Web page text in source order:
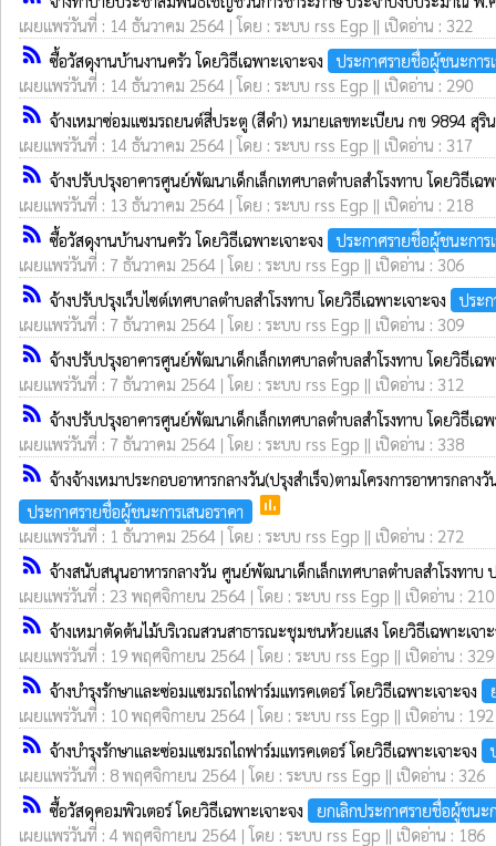
เผยแพร่วันที่ : 14 ธันวาคม 2564 | โดย : ระบบ rss Egp || เปิดอ่าน : 322
rss_feed ซื้อวัสดุงานบ้านงานครัว โดยวิธีเฉพาะเจาะจง
ประกาศรายชื่อผู้ชนะการ
เผยแพร่วันที่ : 14 ธันวาคม 2564 | โดย : ระบบ rss Egp || เปิดอ่าน : 290
rss_feed จ้างเหมาซ่อมแซมรถยนต์สี่ประตู (สีดำ) หมายเลขทะเบียน กข 9894 สุริ
เผยแพร่วันที่ : 14 ธันวาคม 2564 | โดย : ระบบ rss Egp || เปิดอ่าน : 317
rss_feed จ้างปรับปรุงอาคารศูนย์พัฒนาเด็กเล็กเทศบาลตำบลสำโรงทาบ โดยวิธีเฉ
เผยแพร่วันที่ : 13 ธันวาคม 2564 | โดย : ระบบ rss Egp || เปิดอ่าน : 218
rss_feed ซื้อวัสดุงานบ้านงานครัว โดยวิธีเฉพาะเจาะจง
ประกาศรายชื่อผู้ชนะการ
เผยแพร่วันที่ : 7 ธันวาคม 2564 | โดย : ระบบ rss Egp || เปิดอ่าน : 306
rss_feed จ้างปรับปรุงเว็บไซต์เทศบาลตำบลสำโรงทาบ โดยวิธีเฉพาะเจาะจง
ประ
เผยแพร่วันที่ : 7 ธันวาคม 2564 | โดย : ระบบ rss Egp || เปิดอ่าน : 309
rss_feed จ้างปรับปรุงอาคารศูนย์พัฒนาเด็กเล็กเทศบาลตำบลสำโรงทาบ โดยวิธีเฉ
เผยแพร่วันที่ : 7 ธันวาคม 2564 | โดย : ระบบ rss Egp || เปิดอ่าน : 312
rss_feed จ้างปรับปรุงอาคารศูนย์พัฒนาเด็กเล็กเทศบาลตำบลสำโรงทาบ โดยวิธีเฉ
เผยแพร่วันที่ : 7 ธันวาคม 2564 | โดย : ระบบ rss Egp || เปิดอ่าน : 338
rss_feed จ้างจ้างเหมาประกอบอาหารกลางวัน(ปรุงสำเร็จ)ตามโครงการอาหารก
ประกาศรายชื่อผู้ชนะการเสนอราคา
poll
เผยแพร่วันที่ : 1 ธันวาคม 2564 | โดย : ระบบ rss Egp || เปิดอ่าน : 272
rss_feed จ้างสนับสนุนอาหารกลางวัน ศูนย์พัฒนาเด็กเล็กเทศบาลตำบลสำโรงทา
เผยแพร่วันที่ : 23 พฤศจิกายน 2564 | โดย : ระบบ rss Egp || เปิดอ่าน : 210
rss_feed จ้างเหมาตัดต้นไม้บริเวณสวนสาธารณะชุมชนห้วยแสง โดยวิธีเฉพาะเจา
เผยแพร่วันที่ : 19 พฤศจิกายน 2564 | โดย : ระบบ rss Egp || เปิดอ่าน : 329
rss_feed จ้างบำรุงรักษาและซ่อมแซมรถไถฟาร์มแทรคเตอร์ โดยวิธีเฉพาะเจาะจง
เผยแพร่วันที่ : 10 พฤศจิกายน 2564 | โดย : ระบบ rss Egp || เปิดอ่าน : 192
rss_feed จ้างบำรุงรักษาและซ่อมแซมรถไถฟาร์มแทรคเตอร์ โดยวิธีเฉพาะเจาะจง
เผยแพร่วันที่ : 8 พฤศจิกายน 2564 | โดย : ระบบ rss Egp || เปิดอ่าน : 326
rss_feed ซื้อวัสดุคอมพิวเตอร์ โดยวิธีเฉพาะเจาะจง
ยกเลิกประกาศรายชื่อผู้ชนะ
เผยแพร่วันที่ : 4 พฤศจิกายน 2564 | โดย : ระบบ rss Egp || เปิดอ่าน : 186